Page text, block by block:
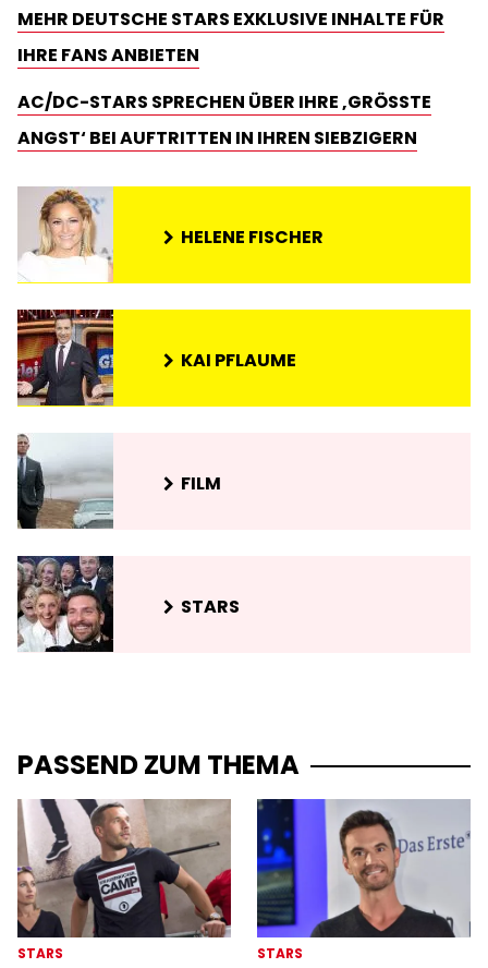
MEHR DEUTSCHE STARS EXKLUSIVE INHALTE FÜR
IHRE FANS ANBIETEN
AC/DC-STARS SPRECHEN ÜBER IHRE ‚GRÖSSTE A
NGST‘ BEI AUFTRITTEN IN IHREN SIEBZIGERN
HELENE FISCHER
KAI PFLAUME
FILM
STARS
PASSEND ZUM THEMA
STARS STARS